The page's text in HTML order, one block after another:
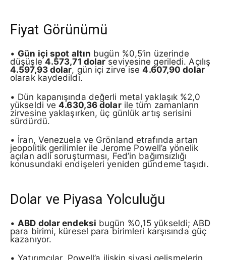
Fiyat Görünümü
• Gün içi spot altın bugün %0,5’in üzerinde
düşüşle4.573,71 dolarseviyesine geriledi. Açılış
4.597,93 dolar, gün içi zirve ise4.607,90 dolar
olarak kaydedildi.
• Dün kapanışında değerli metal yaklaşık %2,0
yükseldi ve4.630,36 dolarile tüm zamanların
zirvesine yaklaşırken, üç günlük artış serisini
sürdürdü.
• İran, Venezuela ve Grönland etrafında artan
jeopolitik gerilimler ile Jerome Powell’a yönelik
açılan adli soruşturması, Fed’in bağımsızlığı
konusundaki endişeleri yeniden gündeme taşıdı.
Dolar ve Piyasa Yolculuğu
•ABD dolar endeksi bugün %0,15 yükseldi; ABD
para birimi, küresel para birimleri karşısında güç
kazanıyor.